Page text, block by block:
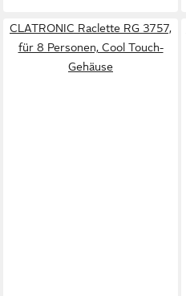
CLATRONIC Raclette RG 3757,
für 8 Personen, Cool Touch-
Gehäuse